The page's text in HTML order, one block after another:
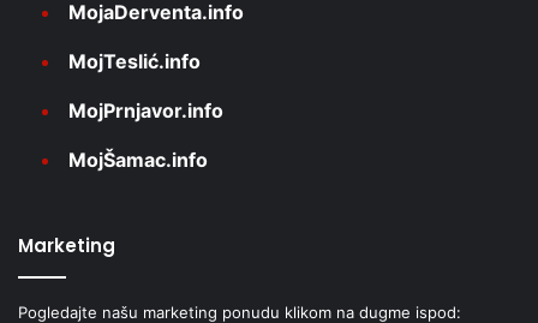
MojaDerventa.info
MojTeslić.info
MojPrnjavor.info
MojŠamac.info
Marketing
Pogledajte našu marketing ponudu klikom na dugme ispod: